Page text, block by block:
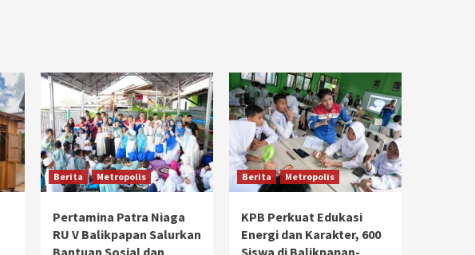
Berita Metropolis
Pertamina Patra Niaga
RU V Balikpapan Salurkan
Bantuan Sosial dan
Berita Metropolis
KPB Perkuat Edukasi
Energi dan Karakter, 600
Siswa di Balikpapan-